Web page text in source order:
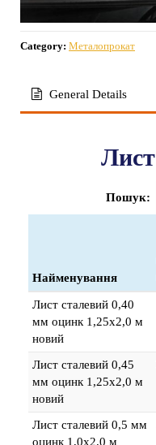
Category: Металопрокат
General Details
Пошук:
Найменування
Лист сталевий 0,40
мм оцинк 1,25х2,0 м
новий
Лист сталевий 0,45
мм оцинк 1,25х2,0 м
новий
Лист сталевий 0,5 мм
оцинк 1,0х2,0 м